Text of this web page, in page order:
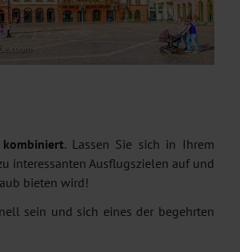
. Lassen Sie sich in Ihrem
interessanten Ausflugszielen auf und
bieten wird!
sein und sich eines der begehrten